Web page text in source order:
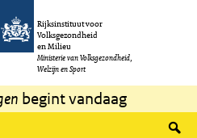
Rijksinstituut voor
Volksgezondheid
en Milieu
Ministerie van Volksgezondheid,
Welzijn en Sport
begint vandaag